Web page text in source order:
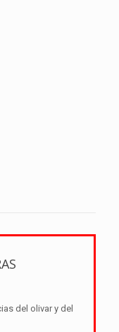
del olivar y del